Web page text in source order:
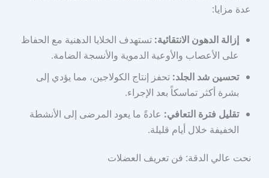
عدة مزايا:
إزالة الدهون الانتقائية: تستهدف الخلايا الدهنية مع الحفاظ
على الأعصاب والأوعية الدموية والأنسجة الضامة.
تحسين شد الجلد: تحفز إنتاج الكولاجين، مما يؤدي إلى
بشرة أكثر تماسكاً بعد الإجراء.
تقليل فترة التعافي: عادةً ما يعود المرضى إلى الأنشطة
الخفيفة خلال أيام قليلة.
نحت عالي الدقة: فن تعريف العضلات